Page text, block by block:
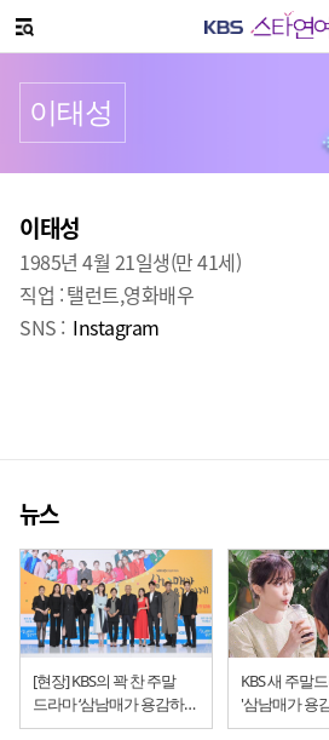
메뉴 열기
이태성
프로필
이태성
1985년 4월 21일생(만 41세)
직업 :탤런트,영화배우
SNS : Instagram
뉴스
[현장] KBS의 꽉 찬 주말
드라마 ‘삼남매가 용감하게’
제작발표회
KBS 새 주말
'삼남매가 용
"재미와 감동,